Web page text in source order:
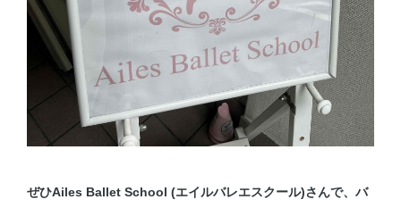
ぜひAiles Ballet School (エイルバレエスクール)さんで、バ